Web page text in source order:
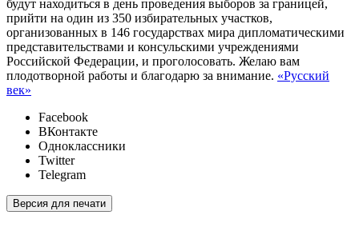
будут находиться в день проведения выборов за границей,
прийти на один из 350 избирательных участков,
организованных в 146 государствах мира дипломатическими
представительствами и консульскими учреждениями
Российской Федерации, и проголосовать. Желаю вам
плодотворной работы и благодарю за внимание. «Русский
век»
Facebook
ВКонтакте
Одноклассники
Twitter
Telegram
Версия для печати